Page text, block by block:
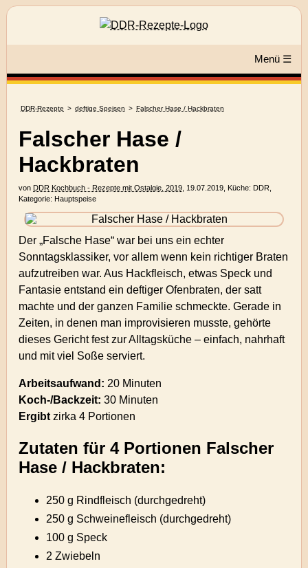
Menü ☰
DDR-Rezepte deftige Speisen Falscher Hase / Hackbraten
Falscher Hase /
Hackbraten
von DDR Kochbuch - Rezepte mit Ostalgie, 2019,19.07.2019, Küche: DDR,
Kategorie: Hauptspeise
Der „Falsche Hase“ war bei uns ein echter
Sonntagsklassiker, vor allem wenn kein richtiger Braten
aufzutreiben war. Aus Hackfleisch, etwas Speck und
Fantasie entstand ein deftiger Ofenbraten, der satt
machte und der ganzen Familie schmeckte. Gerade in
Zeiten, in denen man improvisieren musste, gehörte
dieses Gericht fest zur Alltagsküche – einfach, nahrhaft
und mit viel Soße serviert.
Arbeitsaufwand: 20 Minuten
Koch-/Backzeit: 30 Minuten
Ergibt zirka4 Portionen
Zutaten für 4 Portionen Falscher
Hase / Hackbraten:
250 g Rindfleisch (durchgedreht)
250 g Schweinefleisch (durchgedreht)
100 g Speck
2 Zwiebeln